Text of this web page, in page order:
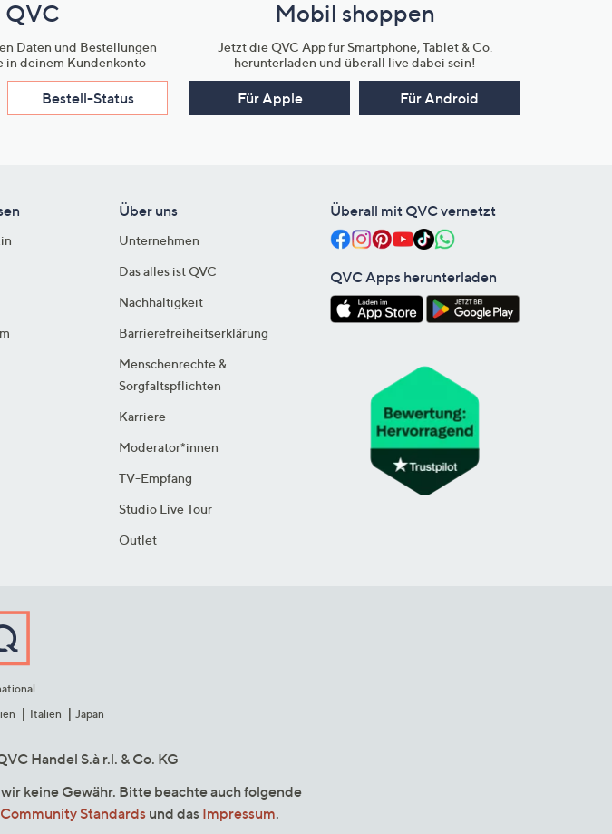
QVC
Daten und Bestellungen
in deinem Kundenkonto
Bestell-Status
Mobil shoppen
Jetzt die QVC App für Smartphone, Tablet & Co.
herunterladen und überall live dabei sein!
Für Apple Für Android
Über uns
Unternehmen
Das alles ist QVC
Nachhaltigkeit
Barrierefreiheitserklärung
Menschenrechte &
Sorgfaltspflichten
Karriere
Moderator*innen
TV-Empfang
Studio Live Tour
Outlet
Überall mit QVC vernetzt
QVC Apps herunterladen
Italien Japan
Handel S.à r.l. & Co. KG
keine Gewähr. Bitte beachte auch folgende
Community Standardsund das Impressum.